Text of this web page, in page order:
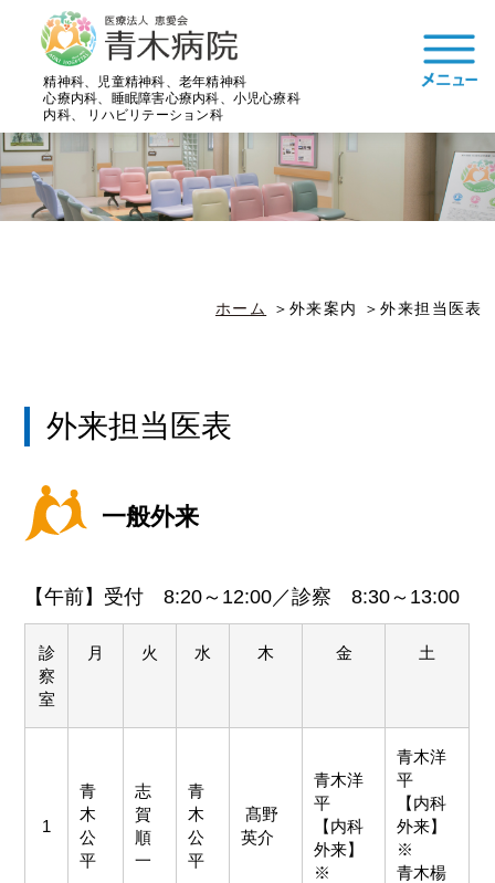
精神科、児童精神科、老年精神科
心療内科、睡眠障害心療内科、小児心療科
内科、 リハビリテーション科
ホーム 外来案内 外来担当医表
外来担当医表
一般外来
【午前】 受付 8:20～12:00／診察 8:30～13:00
診
察
室
月 火 水 木 金 土
1
青
木
公
平
志
賀
順
一
青
木
公
平
髙野
英介
青木洋
平
【内科
外来】
※
青木洋
平
【内科
外来】
※
青木楊